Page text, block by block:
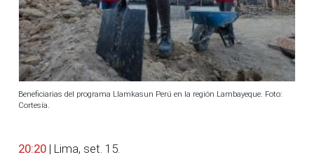
Beneficiarias del programa Llamkasun Perú en la región Lambayeque. Foto:
Cortesía.
20:20 | Lima, set. 15.